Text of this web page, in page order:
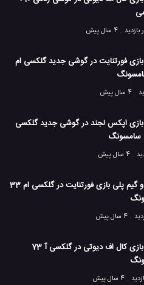
4 سال پیش
فورتنایت در گوشی جدید گلکسی ام
4 سال پیش
اپکس لجند در گوشی جدید گلکسی
4 سال پیش
تست و گیم پلی بازی فورتنایت در گلکسی ام 33
4 سال پیش
تست بازی کال اف دیوتی در گلکسی آ 73
4 سال پیش